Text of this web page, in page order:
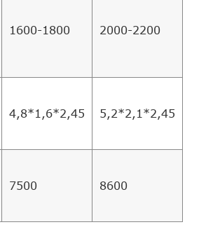
1600-1800 2000-2200
4,8*1,6*2,45 5,2*2,1*2,45
7500 8600